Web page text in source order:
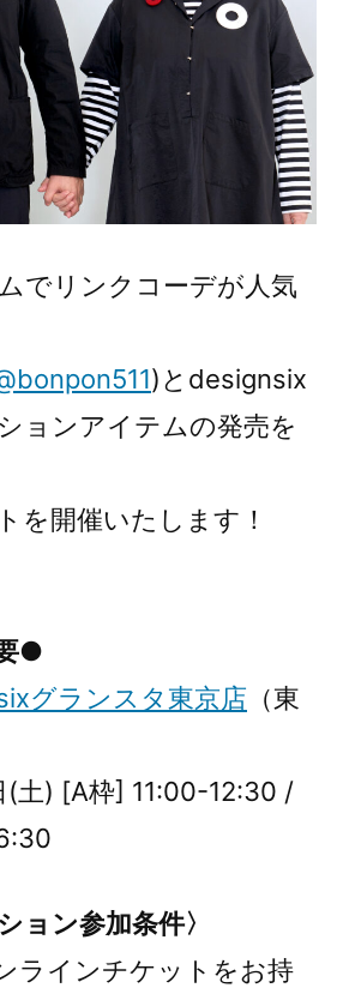
でリンクコーデが人気
)とdesignsix
ョンアイテムの発売を
を開催いたします！
●
グランスタ東京店 （東
(土) [A枠] 11:00-12:30 /
ョン参加条件〉
ラインチケットをお持